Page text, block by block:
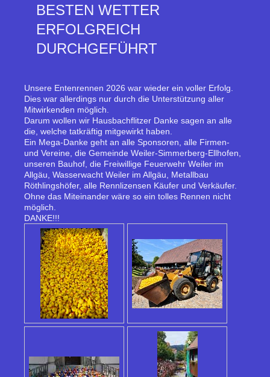
BESTEN WETTER
ERFOLGREICH
DURCHGEFÜHRT
Unsere Entenrennen 2026 war wieder ein voller Erfolg.
Dies war allerdings nur durch die Unterstützung aller
Mitwirkenden möglich.
Darum wollen wir Hausbachflitzer Danke sagen an alle
die, welche tatkräftig mitgewirkt haben.
Ein Mega-Danke geht an alle Sponsoren, alle Firmen-
und Vereine, die Gemeinde Weiler-Simmerberg-Ellhofen,
unseren Bauhof, die Freiwillige Feuerwehr Weiler im
Allgäu, Wasserwacht Weiler im Allgäu, Metallbau
Röthlingshöfer, alle Rennlizensen Käufer und Verkäufer.
Ohne das Miteinander wäre so ein tolles Rennen nicht
möglich.
DANKE!!!